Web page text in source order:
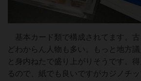
基本カード類で構成されてます。
どわからん人物も多い。もっと地方
と身内ねたで盛り上がりそうです。
るので、紙でも良いですがカジノチ